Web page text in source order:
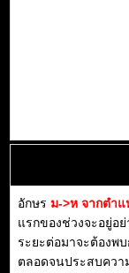
อักษร ม->ห จากตำ
แรกของช่วงจะอยู่อ
ระยะต่อมาจะต้องพ
ตลอดจนประสบควา